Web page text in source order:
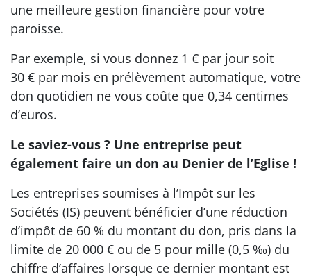
une meilleure gestion financière pour votre
paroisse.
Par exemple, si vous donnez 1 € par jour soit
30 € par mois en prélèvement automatique, votre
don quotidien ne vous coûte que 0,34 centimes
d’euros.
Le saviez-vous ? Une entreprise peut
également faire un don au Denier de l’Eglise !
Les entreprises soumises à l’Impôt sur les
Sociétés (IS) peuvent bénéficier d’une réduction
d’impôt de 60 % du montant du don, pris dans la
limite de 20 000 € ou de 5 pour mille (0,5 ‰) du
chiffre d’affaires lorsque ce dernier montant est